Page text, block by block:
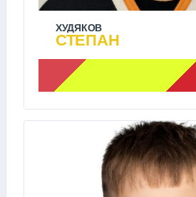
ХУДЯКОВ
СТЕПАН